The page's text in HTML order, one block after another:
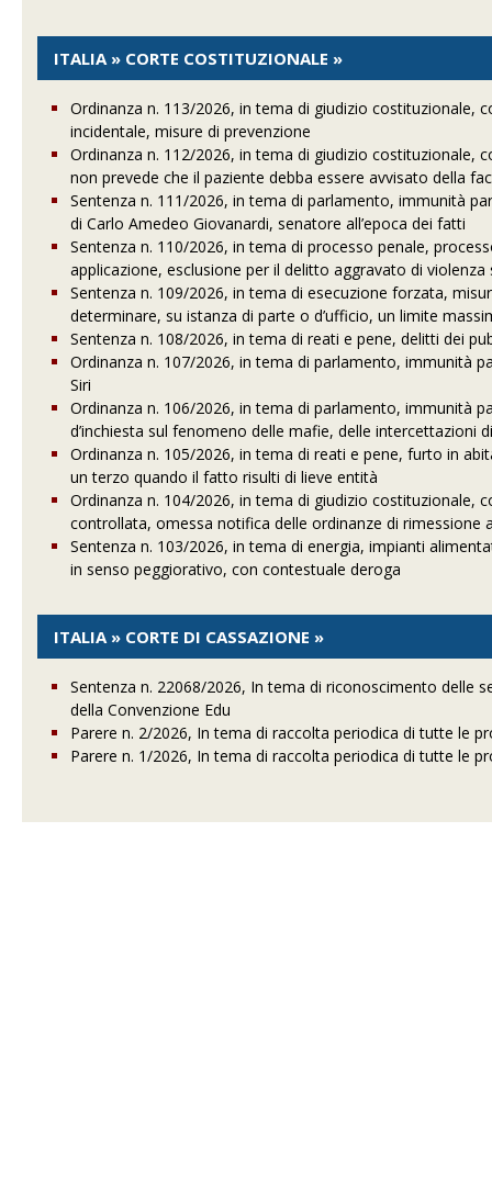
ITALIA » CORTE COSTITUZIONALE »
Ordinanza n. 113/2026, in tema di giudizio
incidentale, misure di prevenzione
Ordinanza n. 112/2026, in tema di giudizio
non prevede che il paziente debba essere avvisato della
Sentenza n. 111/2026, in tema di parlamento, immunità
di Carlo Amedeo Giovanardi, senatore all’epoca dei fatti
Sentenza n. 110/2026, in tema di processo penale,
applicazione, esclusione per il delitto aggravato di violenza
Sentenza n. 109/2026, in tema di esecuzione forzata,
determinare, su istanza di parte o d’ufficio, un limite
Sentenza n. 108/2026, in tema di reati e pene, delitti dei
Ordinanza n. 107/2026, in tema di parlamento, immunità
Siri
Ordinanza n. 106/2026, in tema di parlamento, immunità
d’inchiesta sul fenomeno delle mafie, delle intercettazioni
Ordinanza n. 105/2026, in tema di reati e pene, furto in
un terzo quando il fatto risulti di lieve entità
Ordinanza n. 104/2026, in tema di giudizio costituzionale,
controllata, omessa notifica delle ordinanze di rimessione
Sentenza n. 103/2026, in tema di energia, impianti
in senso peggiorativo, con contestuale deroga
ITALIA » CORTE DI CASSAZIONE »
Sentenza n. 22068/2026, In tema di riconoscimento delle
della Convenzione Edu
Parere n. 2/2026, In tema di raccolta periodica di tutte le
Parere n. 1/2026, In tema di raccolta periodica di tutte le